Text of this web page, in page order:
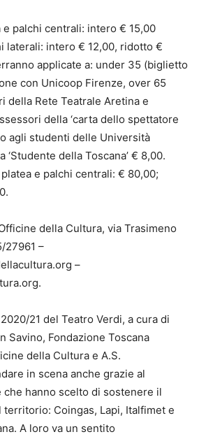
palchi centrali: intero € 15,00
laterali: intero € 12,00, ridotto €
applicate a: under 35 (biglietto
con Unicoop Firenze, over 65
della Rete Teatrale Aretina e
della ‘carta dello spettatore
agli studenti delle Università
della Toscana’ € 8,00.
e palchi centrali: € 80,00;
della Cultura, via Trasimeno
27961 –
–
21 del Teatro Verdi, a cura di
Savino, Fondazione Toscana
della Cultura e A.S.
in scena anche grazie al
hanno scelto di sostenere il
Coingas, Lapi, Italfimet e
A loro va un sentito